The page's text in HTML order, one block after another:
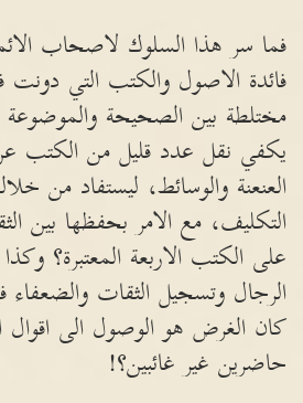
فما سر هذا السلوك لاصحاب
فائدة الاصول والكتب التي
مختلطة بين الصحيحة والموضوعة
يكفي نقل عدد قليل من الكتب عن
العنعنة والوسائط، ليستفاد من
التكليف، مع الامر بحفظها بين
على الكتب الاربعة المعتبرة؟
الرجال وتسجيل الثقات والضعفاء
كان الغرض هو الوصول الى اقوال
حاضرين غير غائبين؟!